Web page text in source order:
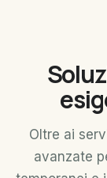
Oltre ai
avanzate